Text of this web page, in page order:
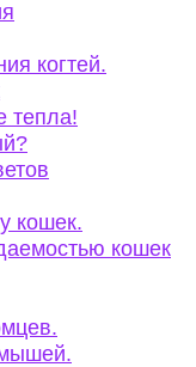
когтей.
тепла!
кошек.
кошек